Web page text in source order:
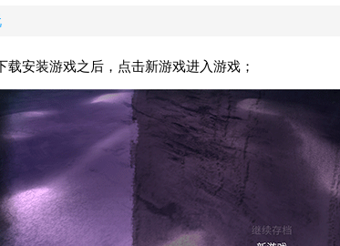
载安装游戏之后，点击新游戏进入游戏；